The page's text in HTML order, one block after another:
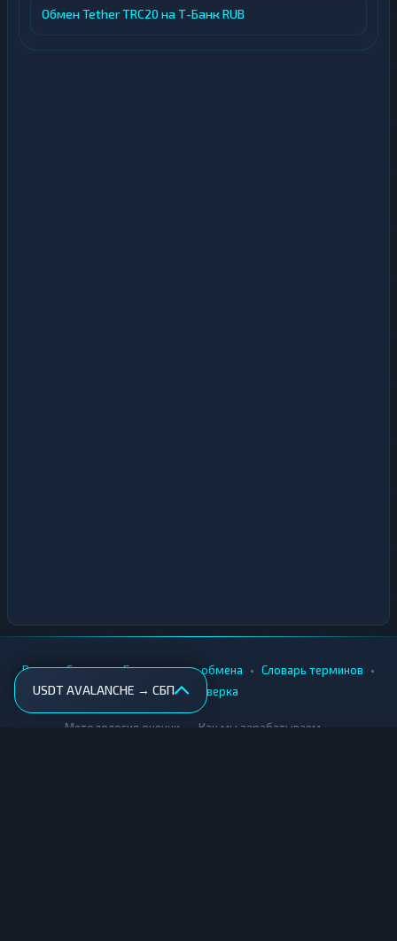
Обмен Tether TRC20 на Т-Банк RUB
USDT AVALANCHE → СБП
Вики • Города • Безопасность обмена • Словарь терминов •
AML-проверка
Методология оценки Как мы зарабатываем